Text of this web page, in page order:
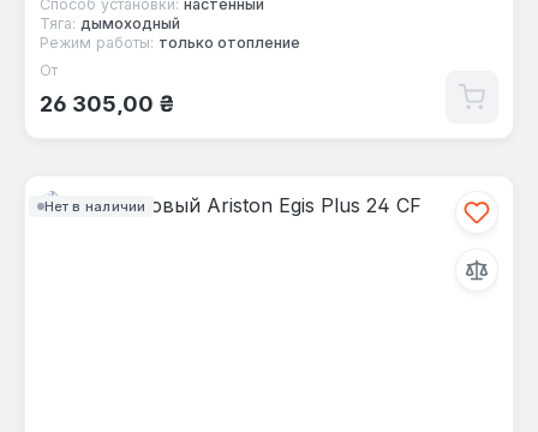
Способ установки: настенный
Тяга: дымоходный
Режим работы: только отопление
Обычная цена:
От
26 305,00 ₴
Нет в наличии